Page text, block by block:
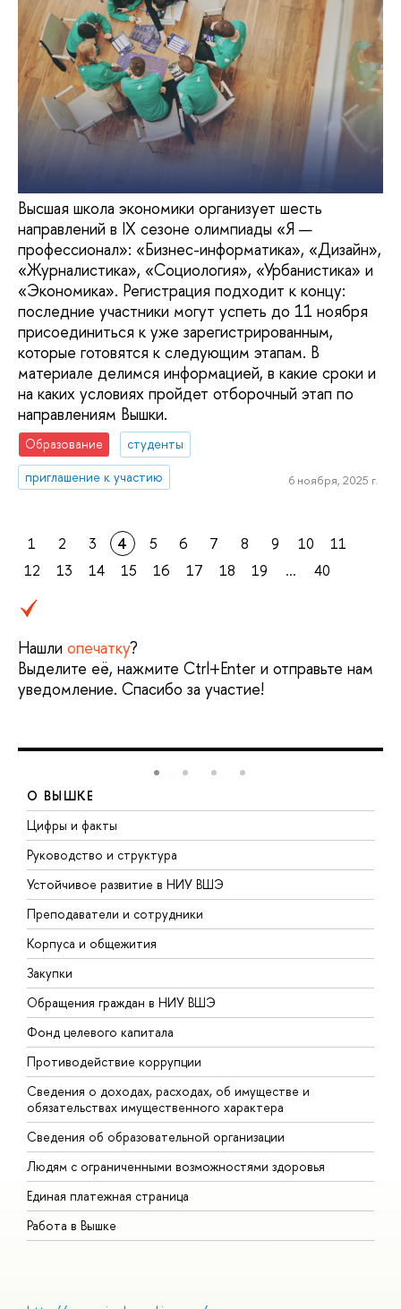
Высшая школа экономики организует шесть
направлений в IX сезоне олимпиады «Я —
профессионал»: «Бизнес-информатика», «Дизайн»,
«Журналистика», «Социология», «Урбанистика» и
«Экономика». Регистрация подходит к концу:
последние участники могут успеть до 11 ноября
присоединиться к уже зарегистрированным,
которые готовятся к следующим этапам. В
материале делимся информацией, в какие сроки и
на каких условиях пройдет отборочный этап по
направлениям Вышки.
Образование
студенты
приглашение к участию
6 ноября, 2025 г.
1 2 3 4 5 6 7 8 9 10
11
12
13 14 15 16 17 18 19 ... 40
Нашли опечатку?
Выделите её, нажмите Ctrl+Enter и отправьте нам
уведомление. Спасибо за участие!
О ВЫШКЕ
Цифры и факты
Руководство и структура
Устойчивое развитие в НИУ ВШЭ
Преподаватели и сотрудники
Корпуса и общежития
Закупки
Обращения граждан в НИУ ВШЭ
Фонд целевого капитала
Противодействие коррупции
Сведения о доходах, расходах, об имуществе и
обязательствах имущественного характера
Сведения об образовательной организации
Людям с ограниченными возможностями здоровья
Единая платежная страница
Работа в Вышке